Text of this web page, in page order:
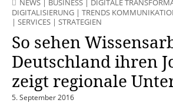
NEWS | BUSINESS | DIGITALE
DIGITALISIERUNG | TRENDS
| SERVICES | STRATEGIEN
So sehen
Deutschland ihren
zeigt regionale
5. September 2016